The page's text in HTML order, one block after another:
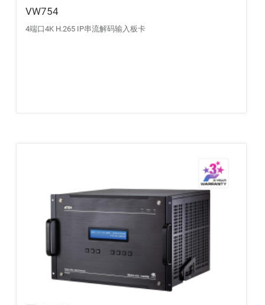
VW754
4端口4K H.265 IP串流解码输入板卡